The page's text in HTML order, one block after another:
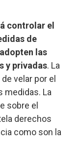
controlar el
de
las
y privadas. La
velar por el
medidas. La
sobre el
derechos
como son la